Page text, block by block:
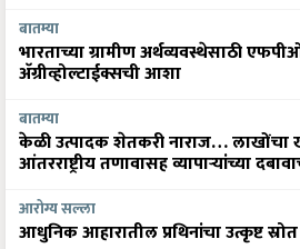
बातम्या
भारताच्या ग्रामीण अर्थव्यवस्थेसाठी
अ‍ॅग्रीव्होल्टाईक्सची आशा
बातम्या
केळी उत्पादक शेतकरी नाराज… लाखोंचा
आंतरराष्ट्रीय तणावासह व्यापाऱ्यांच्या
आरोग्य सल्ला
आधुनिक आहारातील प्रथिनांचा उत्कृष्ट